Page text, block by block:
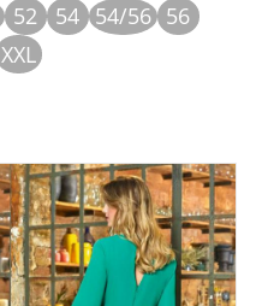
52 54 54/56 56
XXL